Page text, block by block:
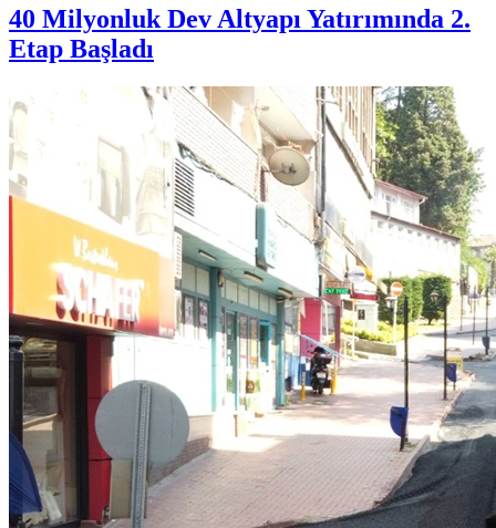
40 Milyonluk Dev Altyapı Yatırımında 2.
Etap Başladı